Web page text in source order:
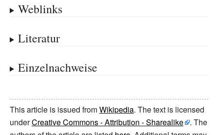
Weblinks
Literatur
Einzelnachweise
This article is issued fromWikipedia. The text is licensed
underCreative Commons - Attribution - Sharealike
. The